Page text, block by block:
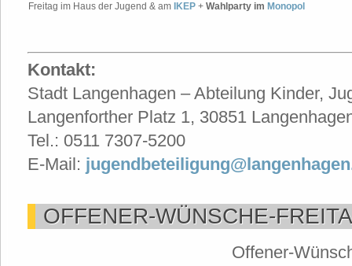
Freitag im Haus der Jugend & am IKEP + Wahlparty im Monopol
Kontakt:
Stadt Langenhagen – Abteilung Kinder,
Langenforther Platz 1, 30851
Tel.: 0511 7307-5200
E-Mail:
OFFENER-WÜNSCHE-
Offener-